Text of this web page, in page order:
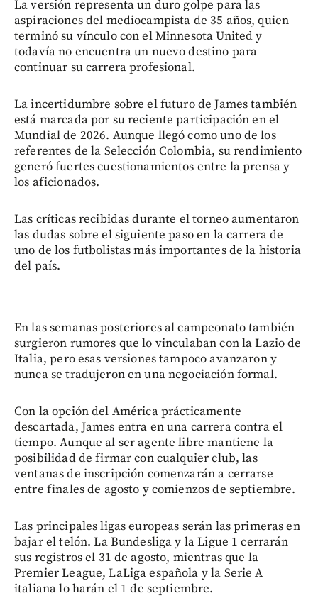
La versión representa un duro golpe para las
aspiraciones del mediocampista de 35 años, quien
terminó su vínculo con el Minnesota United y
todavía no encuentra un nuevo destino para
continuar su carrera profesional.
La incertidumbre sobre el futuro de James también
está marcada por su reciente participación en el
Mundial de 2026. Aunque llegó como uno de los
referentes de la Selección Colombia, su rendimiento
generó fuertes cuestionamientos entre la prensa y
los aficionados.
Las críticas recibidas durante el torneo aumentaron
las dudas sobre el siguiente paso en la carrera de
uno de los futbolistas más importantes de la historia
del país.
En las semanas posteriores al campeonato también
surgieron rumores que lo vinculaban con la Lazio de
Italia, pero esas versiones tampoco avanzaron y
nunca se tradujeron en una negociación formal.
Con la opción del América prácticamente
descartada, James entra en una carrera contra el
tiempo. Aunque al ser agente libre mantiene la
posibilidad de firmar con cualquier club, las
ventanas de inscripción comenzarán a cerrarse
entre finales de agosto y comienzos de septiembre.
Las principales ligas europeas serán las primeras en
bajar el telón. La Bundesliga y la Ligue 1 cerrarán
sus registros el 31 de agosto, mientras que la
Premier League, LaLiga española y la Serie A
italiana lo harán el 1 de septiembre.